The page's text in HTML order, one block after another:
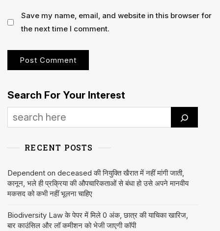
Save my name, email, and website in this browser for
the next time I comment.
Search For Your Interest
RECENT POSTS
Dependent on deceased की नियुक्ति खैरात में नहीं मांगी जाती,
कानून, भले ही प्रक्रिया की औपचारिकताओं से बंधा हो उसे अपने मानवीय
मकसद को कभी नहीं भूलना चाहिए
Biodiversity Law के पेपर में मिले 0 अंक, छात्र की याचिका खारिज,
बार काउंसिल और लॉ कमीशन को भेजी जाएगी कॉपी